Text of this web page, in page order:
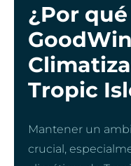
¿Por
Tropic
Mantener un
crucial,